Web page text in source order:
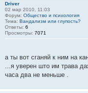
Driver
02 мар 2010, 11:03
Форум: Общество и психология
Тема: Вандализм или глупость?
Ответы: 6
Просмотры: 7071
а ты вот сганяй к ним на
...я уверен што им трава
часа два не меньше .